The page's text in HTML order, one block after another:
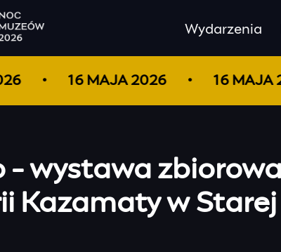
Wydarzenia
16 MAJA 2026 16
- wystawa zbiorowa
Kazamaty w